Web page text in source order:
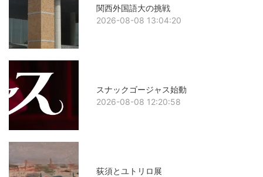
関西外国語大の挑戦
2026-08-08 13:04:20
スナックゴージャス始動
2026-08-08 12:20:58
荻須とユトリロ展